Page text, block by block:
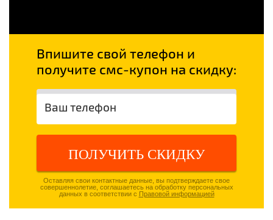
Впишите свой телефон и
получите смс-купон на скидку:
ПОЛУЧИТЬ СКИДКУ
Оставляя свои контактные данные, вы подтверждаете свое
совершеннолетие, соглашаетесь на обработку персональных
данных в соответствии с Правовой информацией